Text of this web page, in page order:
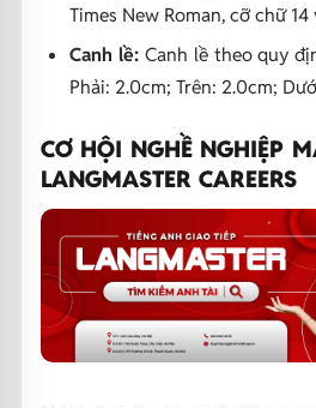
Times New Roman, cỡ chữ
Canh lề:Canh lề theo quy
Phải: 2.0cm; Trên: 2.0cm;
CƠ HỘI NGHỀ NGHIỆP
LANGMASTER CAREERS